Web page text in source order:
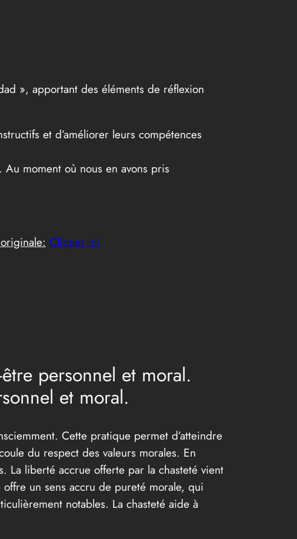
», apportant des éléments de réflexion
et d’améliorer leurs compétences
Au moment où nous en avons pris
Cliquer ici
personnel et moral.
et moral.
Cette pratique permet d’atteindre
du respect des valeurs morales. En
La liberté accrue offerte par la chasteté vient
un sens accru de pureté morale, qui
notables. La chasteté aide à